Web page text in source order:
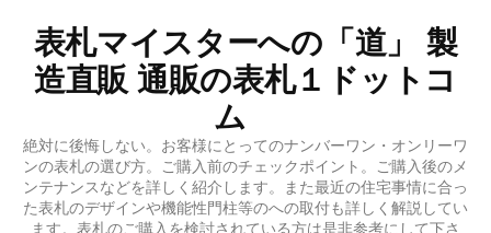
表札マイスターへの「道」 製
造直販 通販の表札１ドットコ
ム
絶対に後悔しない。お客様にとってのナンバーワン・オンリーワ
ンの表札の選び方。ご購入前のチェックポイント。ご購入後のメ
ンテナンスなどを詳しく紹介します。また最近の住宅事情に合っ
た表札のデザインや機能性門柱等のへの取付も詳しく解説してい
ます。表札のご購入を検討されている方は是非参考にして下さ